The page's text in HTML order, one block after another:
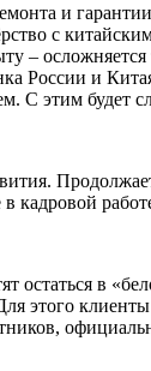
и
с
–
России и
С этим будет
кадровой
остаться в
этого